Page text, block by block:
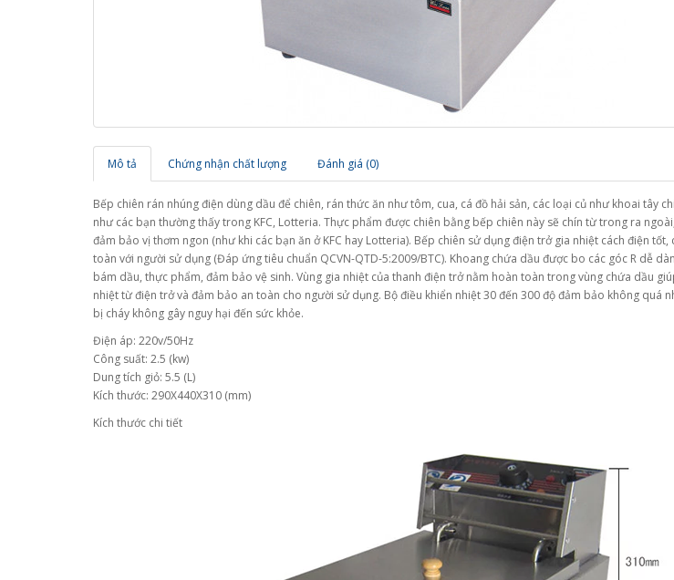
Mô tả Chứng nhận chất lượng Đánh giá (0)
Bếp chiên rán nhúng điện dùng dầu để chiên, rán thức ăn như tôm, cua, cá đồ hải sản, các loại củ như khoai tây
như các bạn thường thấy trong KFC, Lotteria. Thực phẩm được chiên bằng bếp chiên này sẽ chín từ trong ra
đảm bảo vị thơm ngon (như khi các bạn ăn ở KFC hay Lotteria). Bếp chiên sử dụng điện trở gia nhiệt cách điện tốt,
toàn với người sử dụng (Đáp ứng tiêu chuẩn QCVN-QTD-5:2009/BTC). Khoang chứa dầu được bo các góc R dễ
bám dầu, thực phẩm, đảm bảo vệ sinh. Vùng gia nhiệt của thanh điện trở nằm hoàn toàn trong vùng chứa dầu
nhiệt từ điện trở và đảm bảo an toàn cho người sử dụng. Bộ điều khiển nhiệt 30 đến 300 độ đảm bảo không quá
bị cháy không gây nguy hại đến sức khỏe.
Điện áp: 220v/50Hz
Công suất: 2.5 (kw)
Dung tích giỏ: 5.5 (L)
Kích thước: 290X440X310 (mm)
Kích thước chi tiết